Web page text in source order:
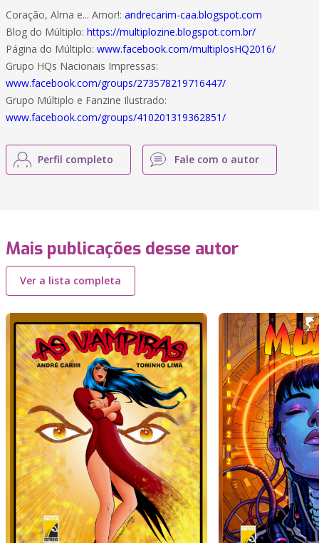
Coração, Alma e... Amor!: andrecarim-caa.blogspot.com
Blog do Múltiplo: https://multiplozine.blogspot.com.br/
Página do Múltiplo: www.facebook.com/multiplosHQ2016/
Grupo HQs Nacionais Impressas:
www.facebook.com/groups/273578219716447/
Grupo Múltiplo e Fanzine Ilustrado:
www.facebook.com/groups/410201319362851/
Perfil completo Fale com o autor
Mais publicações desse autor
Ver a lista completa